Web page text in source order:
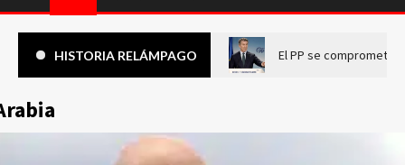
HISTORIA RELÁMPAGO El PP se compromete